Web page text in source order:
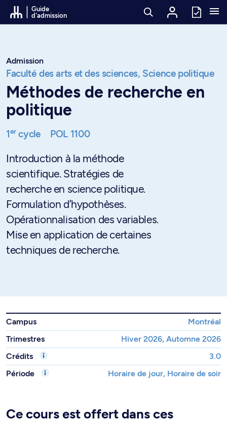
Passer au contenu
Guide
d'admission
Admission
Faculté des arts et des sciences, Science politique
Méthodes de recherche en
politique
1ercycle POL 1100
Introduction à la méthode
scientifique. Stratégies de
recherche en science politique.
Formulation d’hypothèses.
Opérationnalisation des variables.
Mise en application de certaines
techniques de recherche.
Campus
Montréal
Trimestres
Hiver 2026, Automne 2026
Crédits
3.0
Période
Horaire de jour, Horaire de soir
Ce cours est offert dans ces